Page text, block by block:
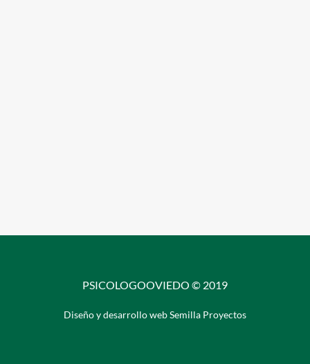
PSICOLOGOOVIEDO © 2019
Diseño y desarrollo web Semilla Proyectos